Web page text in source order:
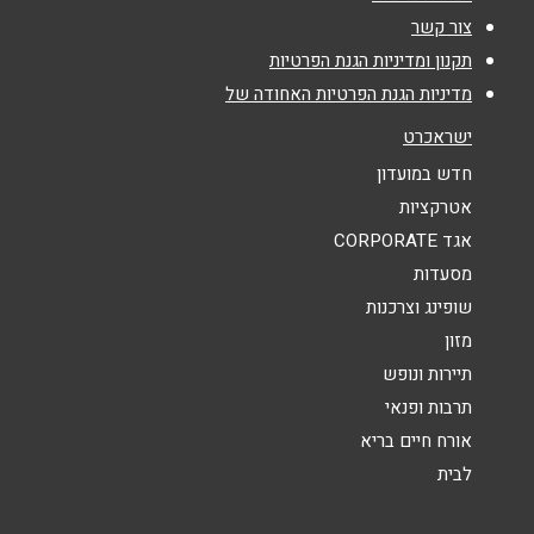
טלפון
נושא*
אנא חזרו אלי בקשר ל...
הודעה*
צור קשר
תקנון ומדיניות הגנת הפרטיות
מדיניות הגנת הפרטיות האחודה של
ישראכרט
חדש במועדון
אטרקציות
אגד CORPORATE
מסעדות
שופינג וצרכנות
מזון
תיירות ונופש
תרבות ופנאי
אורח חיים בריא
לבית